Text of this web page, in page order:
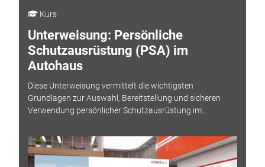
Kurs
Unterweisung: Persönliche
Schutzausrüstung (PSA) im
Autohaus
Diese Unterweisung vermittelt die wichtigsten
Grundlagen zur Auswahl, Bereitstellung und sicheren
Verwendung persönlicher Schutzausrüstung im...